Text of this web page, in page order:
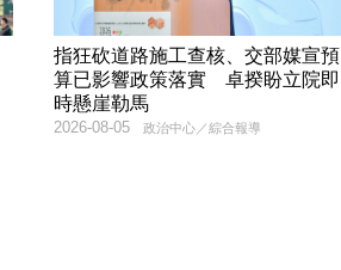
指狂砍道路施工查核、交部媒宣預
算已影響政策落實 卓揆盼立院即
時懸崖勒馬
政治中心／綜合報導
2026-08-05